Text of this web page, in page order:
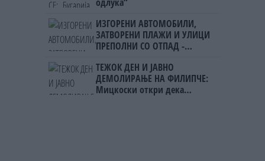
ИЗГОРЕНИ АВТОМОБИЛИ,
ЗАТВОРЕНИ ПЛАЖИ И УЛИЦИ
ПРЕПОЛНИ СО ОТПАД -
мигрантскиот бран кон Сеута
ТЕЖОК ДЕН И ЈАВНО
ДЕМОЛИРАЊЕ НА ФИЛИПЧЕ:
Мицкоски откри дека